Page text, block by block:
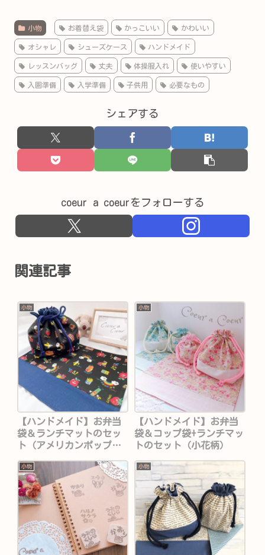
小物 お着替え袋 かっこいい かわいい
オシャレ シューズケース ハンドメイド
レッスンバッグ 丈夫 体操服入れ 使いやすい
入園準備 入学準備 子供用 必要なもの
シェアする
coeur a coeurをフォローする
関連記事
小物
【ハンドメイド】お弁当
袋＆ランチマットのセッ
ト（アメリカンポップ
小物
【ハンドメイド】お弁当
袋＆コップ袋+ランチマッ
トのセット（小花柄）
小物 小物